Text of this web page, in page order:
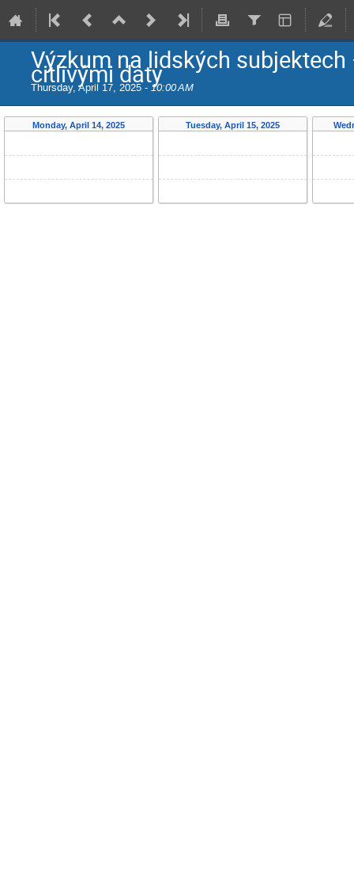
Výzkum na lidských
citlivými daty
Thursday, April 17, 2025 - 10:00 AM
Monday, April 14, 2025 Tuesday, April 15, 2025